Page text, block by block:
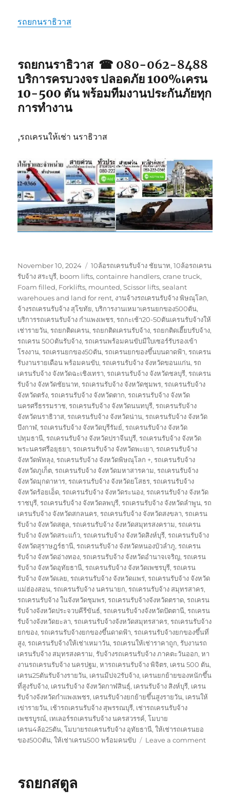
รถยกนราธิวาส
รถยกนราธิวาส ☎ 080-062-8488
บริการครบวงจร ปลอดภัย 100%เครน
10-500 ตัน พร้อมทีมงานประกันภัยทุก
การทำงาน
,รถเครนให้เช่า นราธิวาส
Posted
on
November 10, 2024 Tags
10ล้อรถเครนรับจ้าง ชัยนาท,10ล้อรถเครน
รับจ้าง สระบุรี, boom lifts,containre handlers,crane truck,
Foam filled, Forklifts, mounted,Scissor lifts,sealant
warehoues and land for rent, งานจ้างรถเครนรับจ้าง พิษณุโลก,
จ้างรถเครนรับจ้าง สุโขทัย,บริการงานเหมาเครนยกของ500ตัน,
บริการรถเครนรับจ้าง กำแพงเพชร,รถกะเช้า20-50ตันเครนรับจ้างให้
เช่ารายวัน,รถยกติดเครน,รถยกติดเครนรับจ้าง,รถยกติดเฮี๊ยบรับจ้าง,
รถเครน 500ตันรับจ้าง,รถเครนพร้อมคนขับมีใบเซอร์รับรองเข้า
โรงงาน,รถเครนยกของ50ตัน,รถเครนยกของขึ้นบนดาดฟ้า,รถเครน
รับงานรายเดือน พร้อมคนขับ,รถเครนรับจ้าง จังหวัดขอนแก่น,รถ
เครนรับจ้าง จังหวัดฉะเชิงเทรา,รถเครนรับจ้าง จังหวัดชลบุรี,รถเครน
รับจ้าง จังหวัดชัยนาท,รถเครนรับจ้าง จังหวัดชุมพร,รถเครนรับจ้าง
จังหวัดตรัง,รถเครนรับจ้าง จังหวัดตาก,รถเครนรับจ้าง จังหวัด
นครศรีธรรมราช,รถเครนรับจ้าง จังหวัดนนทบุรี,รถเครนรับจ้าง
จังหวัดนราธิวาส,รถเครนรับจ้าง จังหวัดน่าน,รถเครนรับจ้าง จังหวัด
บึงกาฬ,รถเครนรับจ้าง จังหวัดบุรีรัมย์,รถเครนรับจ้าง จังหวัด
ปทุมธานี,รถเครนรับจ้าง จังหวัดปราจีนบุรี,รถเครนรับจ้าง จังหวัด
พระนครศรีอยุธยา,รถเครนรับจ้าง จังหวัดพะเยา,รถเครนรับจ้าง
จังหวัดพัทลุง,รถเครนรับจ้าง จังหวัดพิษณุโลก +,รถเครนรับจ้าง
จังหวัดภูเก็ต,รถเครนรับจ้าง จังหวัดมหาสารคาม,รถเครนรับจ้าง
จังหวัดมุกดาหาร,รถเครนรับจ้าง จังหวัดยโสธร,รถเครนรับจ้าง
จังหวัดร้อยเอ็ด,รถเครนรับจ้าง จังหวัดระนอง,รถเครนรับจ้าง จังหวัด
ราชบุรี,รถเครนรับจ้าง จังหวัดลพบุรี,รถเครนรับจ้าง จังหวัดลำพูน,รถ
เครนรับจ้าง จังหวัดสกลนคร,รถเครนรับจ้าง จังหวัดสงขลา,รถเครน
รับจ้าง จังหวัดสตูล,รถเครนรับจ้าง จังหวัดสมุทรสงคราม,รถเครน
รับจ้าง จังหวัดสระแก้ว,รถเครนรับจ้าง จังหวัดสิงห์บุรี,รถเครนรับจ้าง
จังหวัดสุราษฎร์ธานี,รถเครนรับจ้าง จังหวัดหนองบัวลำภู,รถเครน
รับจ้าง จังหวัดอ่างทอง,รถเครนรับจ้าง จังหวัดอำนาจเจริญ,รถเครน
รับจ้าง จังหวัดอุทัยธานี,รถเครนรับจ้าง จังหวัดเพชรบุรี,รถเครน
รับจ้าง จังหวัดเลย,รถเครนรับจ้าง จังหวัดแพร่,รถเครนรับจ้าง จังหวัด
แม่ฮ่องสอน,รถเครนรับจ้าง นครนายก,รถเครนรับจ้าง สมุทรสาคร,
รถเครนรับจ้าง ในจังหวัดชุมพร,รถเครนรับจ้างจังหวัดตราด,รถเครน
รับจ้างจังหวัดประจวบคีรีขันธ์,รถเครนรับจ้างจังหวัดปัตตานี,รถเครน
รับจ้างจังหวัดยะลา,รถเครนรับจ้างจังหวัดสมุทรสาคร,รถเครนรับจ้าง
ยกของ,รถเครนรับจ้างยกของขึ้นดาดฟ้า,รถเครนรับจ้างยกของขึ้นที่
สูง,รถเครนรับจ้างให้เช่าเหมาวัน,รถเครนให้เช่าราคาถูก,รับงานรถ
เครนรับจ้าง สมุทรสงคราม,รับจ้างรถเครนรับจ้าง ภาคตะวันออก,หา
งานรถเครนรับจ้าง นครปฐม,หารถเครนรับจ้าง พิจิตร, เครน 500 ตัน,
เครน25ตันรับจ้างรายวัน, เครนมีปจ2รับจ้าง, เครนยกย้ายของหนักขึ้น
ที่สูงรับจ้าง, เครนรับจ้าง จังหวัดกาฬสินธุ์, เครนรับจ้าง สิงห์บุรี, เครน
รับจ้างจังหวัดกำแพงเพชร, เครนรับจ้างยกย้ายขึ้นสูงรายวัน, เครนให้
เข่ารายวัน, เช้ารถเครนรับจ้าง สุพรรณบุรี, เช่ารถเครนรับจ้าง
เพชรบูรณ์, เทเลอร์รถเครนรับจ้าง นครสวรรค์,โมบาย
เครน4ล้อ25ตัน,โมบายรถเครนรับจ้าง อุทัยธานี,ให้เช่ารถเครนยอ
ของ500ตัน,ให้เช่าเครน500 พร้อมคนขับ Leave a commenton
รถยกสตูล